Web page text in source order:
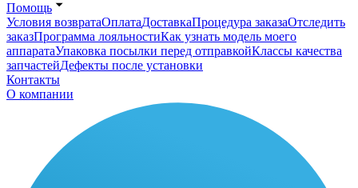
Помощь
Условия возвратаОплатаДоставкаПроцедура заказаОтследить
заказПрограмма лояльностиКак узнать модель моего
аппаратаУпаковка посылки перед отправкойКлассы качества
запчастейДефекты после установки
Контакты
О компании